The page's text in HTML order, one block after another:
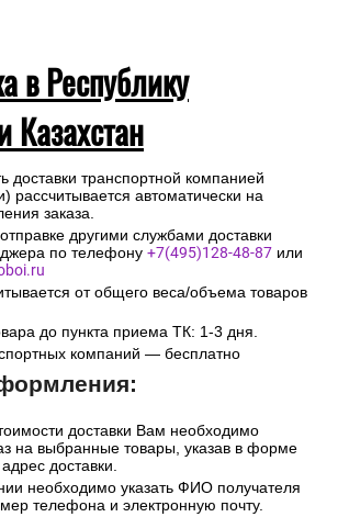
в Республику
Казахстан
доставки транспортной компанией
рассчитывается автоматически на
заказа.
другими службами доставки
по телефону +7(495)128-48-87 или
от общего веса/объема товаров
до пункта приема ТК: 1-3 дня.
компаний — бесплатно
доставки Вам необходимо
на выбранные товары, указав в форме
доставки.
необходимо указать ФИО получателя
телефона и электронную почту.